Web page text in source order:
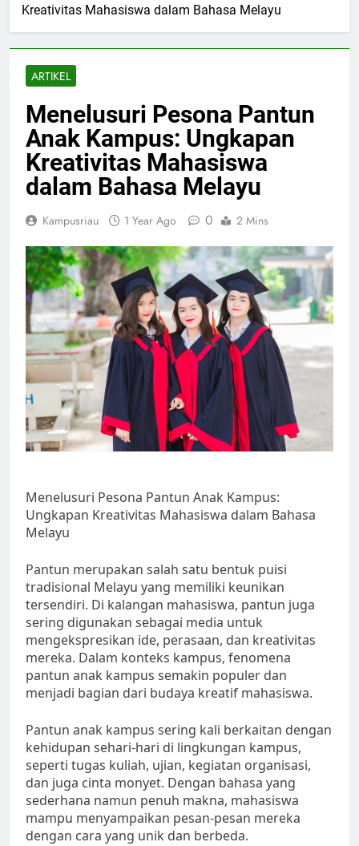
Kreativitas Mahasiswa dalam Bahasa Melayu
ARTIKEL
Menelusuri Pesona Pantun
Anak Kampus: Ungkapan
Kreativitas Mahasiswa
dalam Bahasa Melayu
Kampusriau 1 Year Ago 0 2 Mins
Menelusuri Pesona Pantun Anak Kampus:
Ungkapan Kreativitas Mahasiswa dalam Bahasa
Melayu
Pantun merupakan salah satu bentuk puisi
tradisional Melayu yang memiliki keunikan
tersendiri. Di kalangan mahasiswa, pantun juga
sering digunakan sebagai media untuk
mengekspresikan ide, perasaan, dan kreativitas
mereka. Dalam konteks kampus, fenomena
pantun anak kampus semakin populer dan
menjadi bagian dari budaya kreatif mahasiswa.
Pantun anak kampus sering kali berkaitan dengan
kehidupan sehari-hari di lingkungan kampus,
seperti tugas kuliah, ujian, kegiatan organisasi,
dan juga cinta monyet. Dengan bahasa yang
sederhana namun penuh makna, mahasiswa
mampu menyampaikan pesan-pesan mereka
dengan cara yang unik dan berbeda.